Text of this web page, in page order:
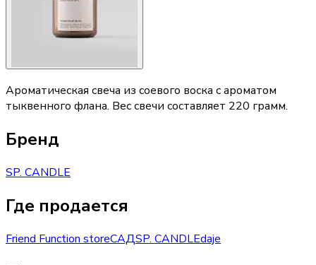
Ароматическая свеча из соевого воска с ароматом
тыквенного флана. Вес свечи составляет 220 грамм.
Бренд
SP. CANDLE
Где продается
Friend Function storeСАДSP. CANDLEdaje